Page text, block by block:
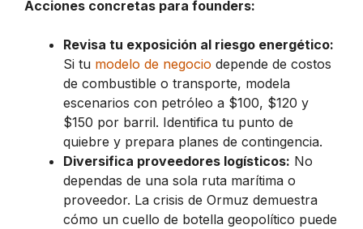
Acciones concretas para founders:
Revisa tu exposición al riesgo energético:
Si tu modelo de negocio depende de costos
de combustible o transporte, modela
escenarios con petróleo a $100, $120 y
$150 por barril. Identifica tu punto de
quiebre y prepara planes de contingencia.
Diversifica proveedores logísticos: No
dependas de una sola ruta marítima o
proveedor. La crisis de Ormuz demuestra
cómo un cuello de botella geopolítico puede